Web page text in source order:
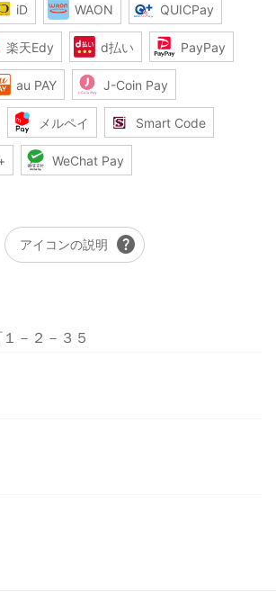
iD WAON QUICPay
楽天Edy d払い PayPay
au PAY J-Coin Pay
メルペイ Smart Code
WeChat Pay
アイコンの説明 help
－２－３５